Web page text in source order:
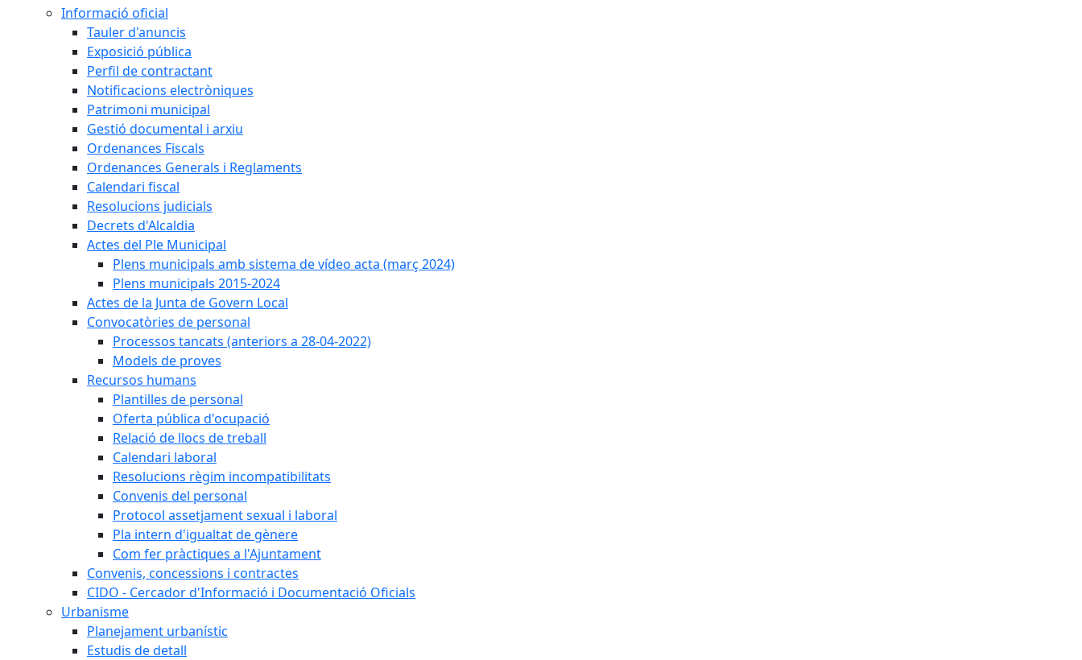
Informació oficial
Tauler d'anuncis
Exposició pública
Perfil de contractant
Notificacions electròniques
Patrimoni municipal
Gestió documental i arxiu
Ordenances Fiscals
Ordenances Generals i Reglaments
Calendari fiscal
Resolucions judicials
Decrets d'Alcaldia
Actes del Ple Municipal
Plens municipals amb sistema de vídeo acta (març 2024)
Plens municipals 2015-2024
Actes de la Junta de Govern Local
Convocatòries de personal
Processos tancats (anteriors a 28-04-2022)
Models de proves
Recursos humans
Plantilles de personal
Oferta pública d'ocupació
Relació de llocs de treball
Calendari laboral
Resolucions règim incompatibilitats
Convenis del personal
Protocol assetjament sexual i laboral
Pla intern d'igualtat de gènere
Com fer pràctiques a l'Ajuntament
Convenis, concessions i contractes
CIDO - Cercador d'Informació i Documentació Oficials
Urbanisme
Planejament urbanístic
Estudis de detall